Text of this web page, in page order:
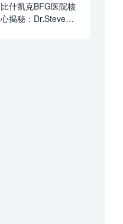
比什凯克BFG医院核
心揭秘：Dr.Steven